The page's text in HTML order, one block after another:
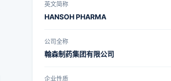
英文简称
HANSOH PHARMA
公司全称
翰森制药集团有限公司
企业性质